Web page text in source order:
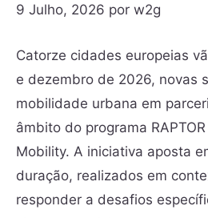
9 Julho, 2026 por w2g
Catorze cidades europeias
e dezembro de 2026, novas
mobilidade urbana em
âmbito do programa
Mobility. A iniciativa aposta
duração, realizados em
responder a desafios